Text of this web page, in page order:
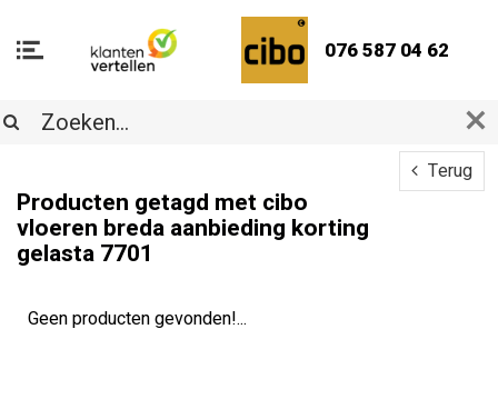
076 587 04 62
Terug
Producten getagd met cibo
vloeren breda aanbieding korting
gelasta 7701
Geen producten gevonden!...